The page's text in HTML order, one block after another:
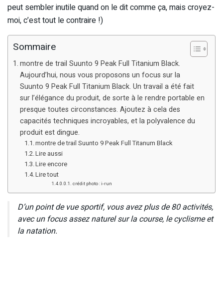
peut sembler inutile quand on le dit comme ça, mais croyez-
moi, c’est tout le contraire !)
Sommaire
montre de trail Suunto 9 Peak Full Titanium Black.
Aujourd’hui, nous vous proposons un focus sur la
Suunto 9 Peak Full Titanium Black. Un travail a été fait
sur l’élégance du produit, de sorte à le rendre portable en
presque toutes circonstances. Ajoutez à cela des
capacités techniques incroyables, et la polyvalence du
produit est dingue.
montre de trail Suunto 9 Peak Full Titanum Black
Lire aussi
Lire encore
Lire tout
crédit photo : i-run
D’un point de vue sportif, vous avez plus de 80 activités,
avec un focus assez naturel sur la course, le cyclisme et
la natation.